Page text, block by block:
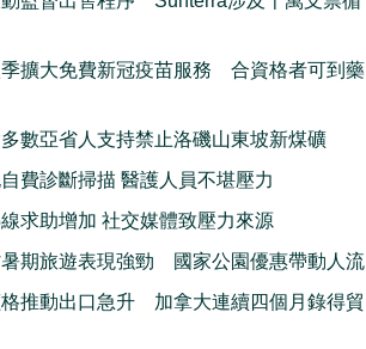
擴大免費新冠疫苗服務 合資格者可到藥
數亞省人支持禁止洛磯山東坡新煤礦
費診斷掃描 醫護人員不堪壓力
求助增加 社交媒體致壓力來源
期旅遊表現強勁 國家公園優惠帶動人流
推動出口急升 加拿大連續四個月錄得貿